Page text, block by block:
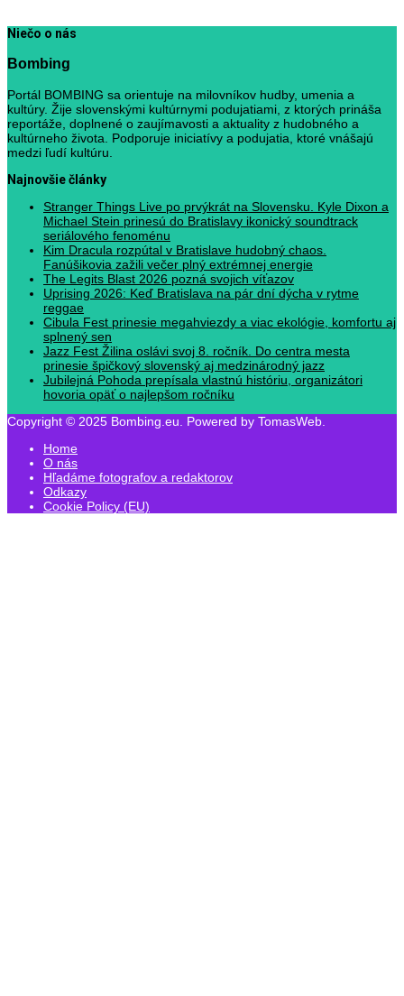
Niečo o nás
Bombing
Portál BOMBING sa orientuje na milovníkov hudby, umenia a
kultúry. Žije slovenskými kultúrnymi podujatiami, z ktorých prináša
reportáže, doplnené o zaujímavosti a aktuality z hudobného a
kultúrneho života. Podporuje iniciatívy a podujatia, ktoré vnášajú
medzi ľudí kultúru.
Najnovšie články
Stranger Things Live po prvýkrát na Slovensku. Kyle Dixon a
Michael Stein prinesú do Bratislavy ikonický soundtrack
seriálového fenoménu
Kim Dracula rozpútal v Bratislave hudobný chaos.
Fanúšikovia zažili večer plný extrémnej energie
The Legits Blast 2026 pozná svojich víťazov
Uprising 2026: Keď Bratislava na pár dní dýcha v rytme
reggae
Cibula Fest prinesie megahviezdy a viac ekológie, komfortu aj
splnený sen
Jazz Fest Žilina oslávi svoj 8. ročník. Do centra mesta
prinesie špičkový slovenský aj medzinárodný jazz
Jubilejná Pohoda prepísala vlastnú históriu, organizátori
hovoria opäť o najlepšom ročníku
Copyright © 2025 Bombing.eu. Powered by TomasWeb.
Home
O nás
Hľadáme fotografov a redaktorov
Odkazy
Cookie Policy (EU)